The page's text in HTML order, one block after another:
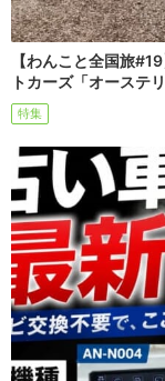
【わんこと全国旅
トカーズ「オーステ
特集